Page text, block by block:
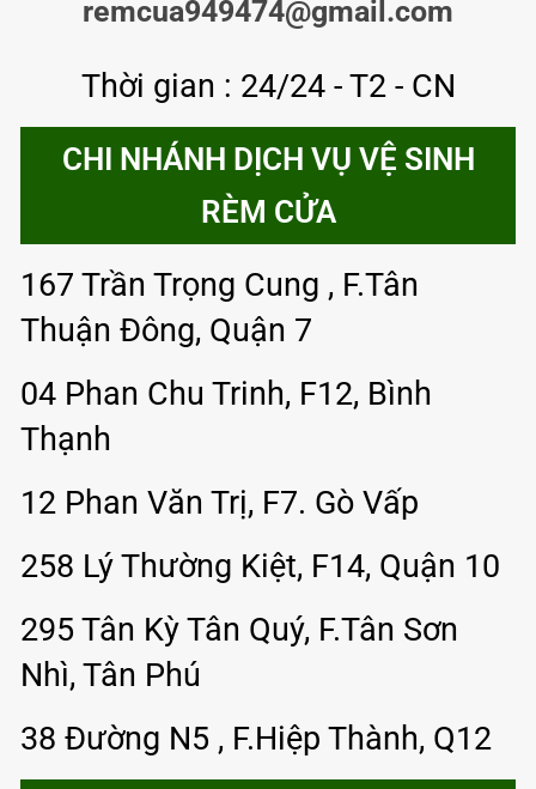
remcua949474@gmail.com
Thời gian : 24/24 - T2 - CN
CHI NHÁNH DỊCH VỤ VỆ SINH
RÈM CỬA
167 Trần Trọng Cung , F.Tân
Thuận Đông, Quận 7
04 Phan Chu Trinh, F12, Bình
Thạnh
12 Phan Văn Trị, F7. Gò Vấp
258 Lý Thường Kiệt, F14, Quận 10
295 Tân Kỳ Tân Quý, F.Tân Sơn
Nhì, Tân Phú
38 Đường N5 , F.Hiệp Thành, Q12